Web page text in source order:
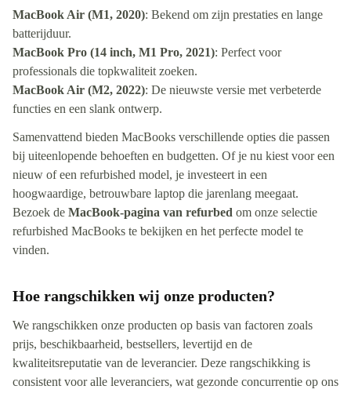
MacBook Air (M1, 2020): Bekend om zijn prestaties en lange
batterijduur.
MacBook Pro (14 inch, M1 Pro, 2021): Perfect voor
professionals die topkwaliteit zoeken.
MacBook Air (M2, 2022): De nieuwste versie met verbeterde
functies en een slank ontwerp.
Samenvattend bieden MacBooks verschillende opties die passen
bij uiteenlopende behoeften en budgetten. Of je nu kiest voor een
nieuw of een refurbished model, je investeert in een
hoogwaardige, betrouwbare laptop die jarenlang meegaat.
Bezoek de MacBook-pagina van refurbed om onze selectie
refurbished MacBooks te bekijken en het perfecte model te
vinden.
Hoe rangschikken wij onze producten?
We rangschikken onze producten op basis van factoren zoals
prijs, beschikbaarheid, bestsellers, levertijd en de
kwaliteitsreputatie van de leverancier. Deze rangschikking is
consistent voor alle leveranciers, wat gezonde concurrentie op ons